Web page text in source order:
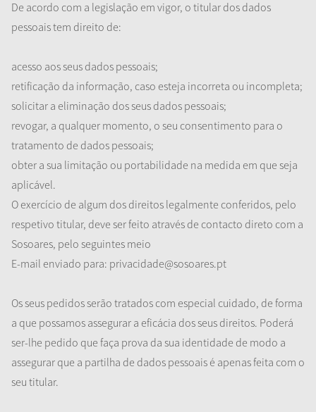
De acordo com a legislação em vigor, o titular dos dados
pessoais tem direito de:
acesso aos seus dados pessoais;
retificação da informação, caso esteja incorreta ou incompleta;
solicitar a eliminação dos seus dados pessoais;
revogar, a qualquer momento, o seu consentimento para o
tratamento de dados pessoais;
obter a sua limitação ou portabilidade na medida em que seja
aplicável.
O exercício de algum dos direitos legalmente conferidos, pelo
respetivo titular, deve ser feito através de contacto direto com a
Sosoares, pelo seguintes meio
E-mail enviado para: privacidade@sosoares.pt
Os seus pedidos serão tratados com especial cuidado, de forma
a que possamos assegurar a eficácia dos seus direitos. Poderá
ser-lhe pedido que faça prova da sua identidade de modo a
assegurar que a partilha de dados pessoais é apenas feita com o
seu titular.